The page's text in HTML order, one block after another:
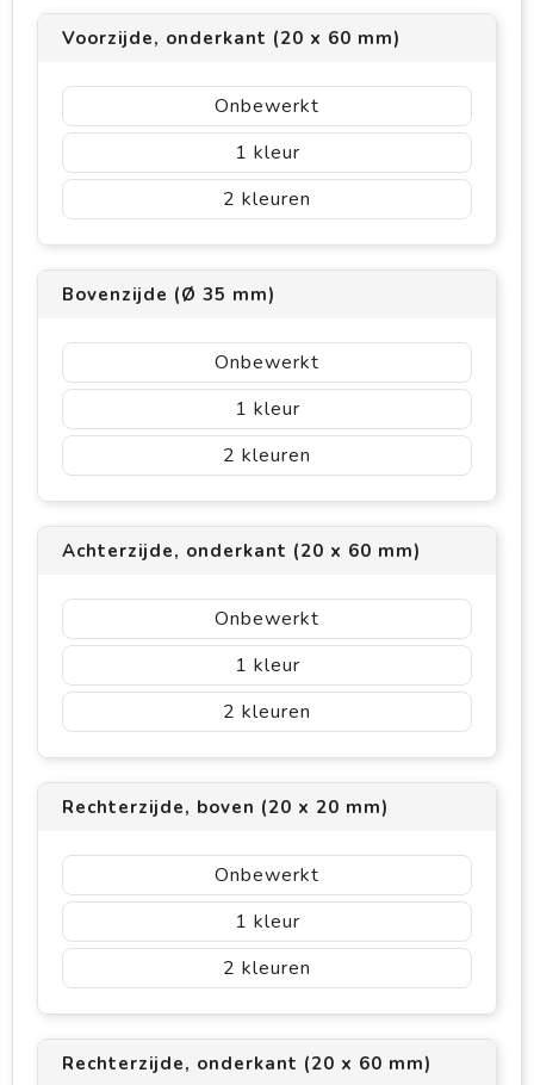
Voorzijde, onderkant (20 x 60 mm)
Onbewerkt
1
2
Bovenzijde (Ø 35 mm)
Onbewerkt
1
2
Achterzijde, onderkant (20 x 60 mm)
Onbewerkt
1
2
Rechterzijde, boven (20 x 20 mm)
Onbewerkt
1
2
Rechterzijde, onderkant (20 x 60 mm)